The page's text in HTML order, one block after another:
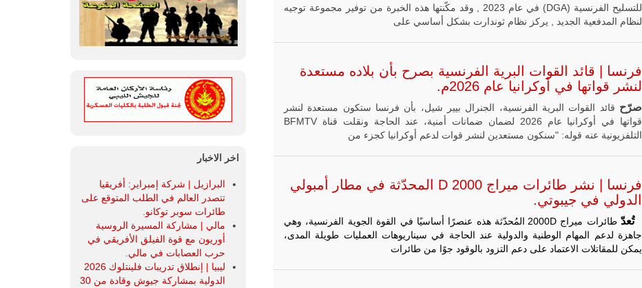
مالي |
مشاركة
الروسية
قوة الفيلق
الأفريقي في
حرب
العصابات في
مالي.
مع تصاعد حدة
الحرب الجوية
بدون طيار فوق
التمرد في
منطقة الساحل،
فإن الجمع بين
قدرة طائرة
أوريون على
للتسليح الفرنسية (DGA) في عام 2023 , وقد مكّنتها هذه الخبرة من توفير مجموعة توجيه
لنظام المدفعية الجديد , يركز نظام ثوندارت بشكل أساسي على
فرنسا | قائد القوات البرية الفرنسية بصرح بأن بلاده مستعدة
لنشر قواتها في أوكرانيا عام 2026م.
صرّح قائد القوات البرية الفرنسية، الجنرال بيير شيل، بأن فرنسا ستكون مستعدة لنشر
قواتها في أوكرانيا عام 2026 لضمان ضمانات أمنية، عند الحاجة ونقلت قناة BFMTV
التلفزيونية عنه قوله: "سنكون مستعدين لنشر قوات لدعم أوكرانيا كجزء من
فرنسا | نشر طائرات ميراج 2000 D المحدّثة في مطار أمبولي
الدولي في جيبوتي.
تُعدّ
طائرات ميراج 2000D المُحدّثة هذه عنصرًا أساسيًا في القوة الجوية الفرنسية، وهي
جاهزة لدعم المهام الوطنية والدولية عند الحاجة في سيناريوهات العمليات طويلة المدى،
يمكن للمقاتلات الاعتماد على دعم التزود بالوقود جوًا من طائرات
اخر الاخبار
البرازيل | شركة إمبراير: أفريقيا
تتصدر العالم في الطلب المتوقع على
طائرات سوبر توكانو.
مالي | مشاركة المسيرة الروسية
أوريون مع قوة الفيلق الأفريقي في
حرب العصابات في مالي.
ليبيا | إنطلاق تدريبات فلينتلوك 2026
الدولية بمشاركة جيوش وقادة من 30